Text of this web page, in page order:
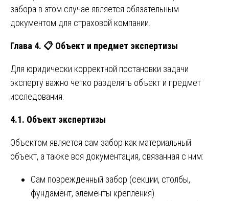
забора в этом случае является обязательным
документом для страховой компании.
Глава 4. 📋 Объект и предмет экспертизы
Для юридически корректной постановки задачи
эксперту важно четко разделять объект и предмет
исследования.
4.1. Объект экспертизы
Объектом является сам забор как материальный
объект, а также вся документация, связанная с ним:
Сам поврежденный забор (секции, столбы,
фундамент, элементы крепления).